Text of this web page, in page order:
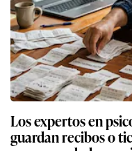
Los expertos en
guardan recibos o